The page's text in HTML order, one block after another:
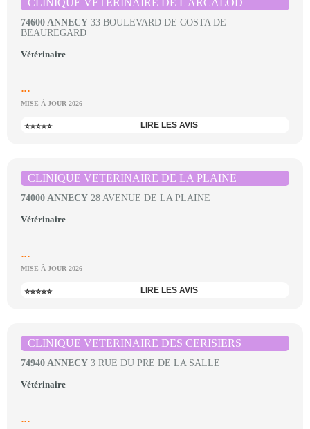
CLINIQUE VETERINAIRE DE L ARCALOD
74600 ANNECY 33 BOULEVARD DE COSTA DE
BEAUREGARD
Vétérinaire
...
MISE À JOUR 2026
⭐⭐⭐⭐⭐ LIRE LES AVIS
CLINIQUE VETERINAIRE DE LA PLAINE
74000 ANNECY 28 AVENUE DE LA PLAINE
Vétérinaire
...
MISE À JOUR 2026
⭐⭐⭐⭐⭐ LIRE LES AVIS
CLINIQUE VETERINAIRE DES CERISIERS
74940 ANNECY 3 RUE DU PRE DE LA SALLE
Vétérinaire
...